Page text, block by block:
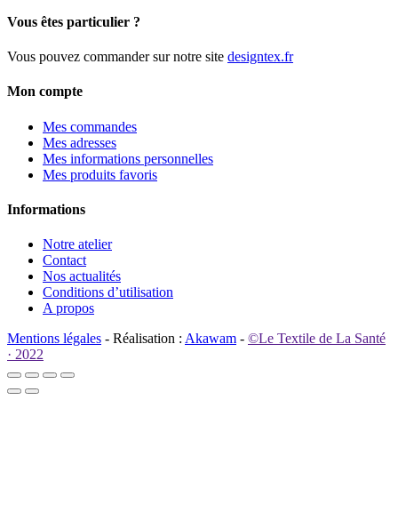
Vous êtes particulier ?
Vous pouvez commander sur notre site designtex.fr
Mon compte
Mes commandes
Mes adresses
Mes informations personnelles
Mes produits favoris
Informations
Notre atelier
Contact
Nos actualités
Conditions d’utilisation
A propos
Mentions légales - Réalisation : Akawam - ©Le Textile de La Santé
· 2022